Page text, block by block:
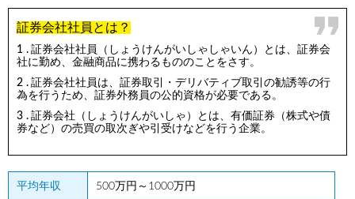
証券会社社員とは？
証券会社社員（しょうけんがいしゃしゃいん）とは、証券会
社に勤め、金融商品に携わるもののことをさす。
証券会社社員は、証券取引・デリバティブ取引の勧誘等の行
為を行うため、証券外務員の公的資格が必要である。
証券会社（しょうけんがいしゃ）とは、有価証券（株式や債
券など）の売買の取次ぎや引受けなどを行う企業。
平均年収 500万円～1000万円